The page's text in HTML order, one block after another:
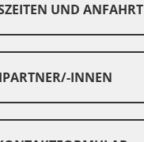
UND ANFAHRT
INNEN